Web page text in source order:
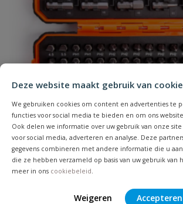
Deze website maakt gebruik van
We gebruiken cookies om content en advertenties te
functies voor social media te bieden en om ons
Ook delen we informatie over uw gebruik van onze
voor social media, adverteren en analyse. Deze
gegevens combineren met andere informatie die u
die ze hebben verzameld op basis van uw gebruik van
meer in ons cookiebeleid
Weigeren Accepteren
bevestiging in
Geschikt voor
materiaal
hout
Inhoud 200 stuks
Koponderzijde MULTI-kop
Lengte 30 mm
verzinkt staal
Naam
Samenvatting
Beoordeling versturen
Bahco 59/S100BC 100-delige bitset